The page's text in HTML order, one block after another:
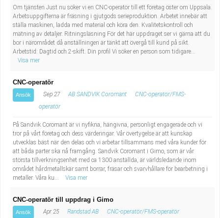
Om tjänsten Just nu söker vi en CNC-operatör till ett företag öster om Uppsala.
Arbetsuppgifterna är fräsning i gjutgods serieproduktion. Arbetet innebär att
ställa maskinen, ladda med material och köra den. Kvalitetskontroll och
mätning av detaljer. Ritningsläsning För det här uppdraget ser vi gärna att du
bor i närområdet då anställningen är tänkt att övergå till kund på sikt.
Arbetstid: Dagtid och 2-skift. Din profil Vi söker en person som tidigare...
Visa mer
CNC-operatör
Ansök Sep 27 AB SANDVIK Coromant
CNC-operatör/FMS-
operatör
På Sandvik Coromant är vi nyfikna, hängivna, personligt engagerade och vi
tror på vårt företag och dess värderingar. Vår övertygelse är att kunskap
utvecklas bäst när den delas och vi arbetar tillsammans med våra kunder för
att båda parter ska nå framgång. Sandvik Coromant i Gimo, som är vår
största tillverkningsenhet med ca 1300 anställda, är världsledande inom
området hårdmetallskär samt borrar, fräsar och svarvhållare för bearbetning i
metaller. Våra ku...
Visa mer
CNC-operatör till uppdrag i Gimo
Ansök Apr 25 Randstad AB CNC-operatör/FMS-operatör